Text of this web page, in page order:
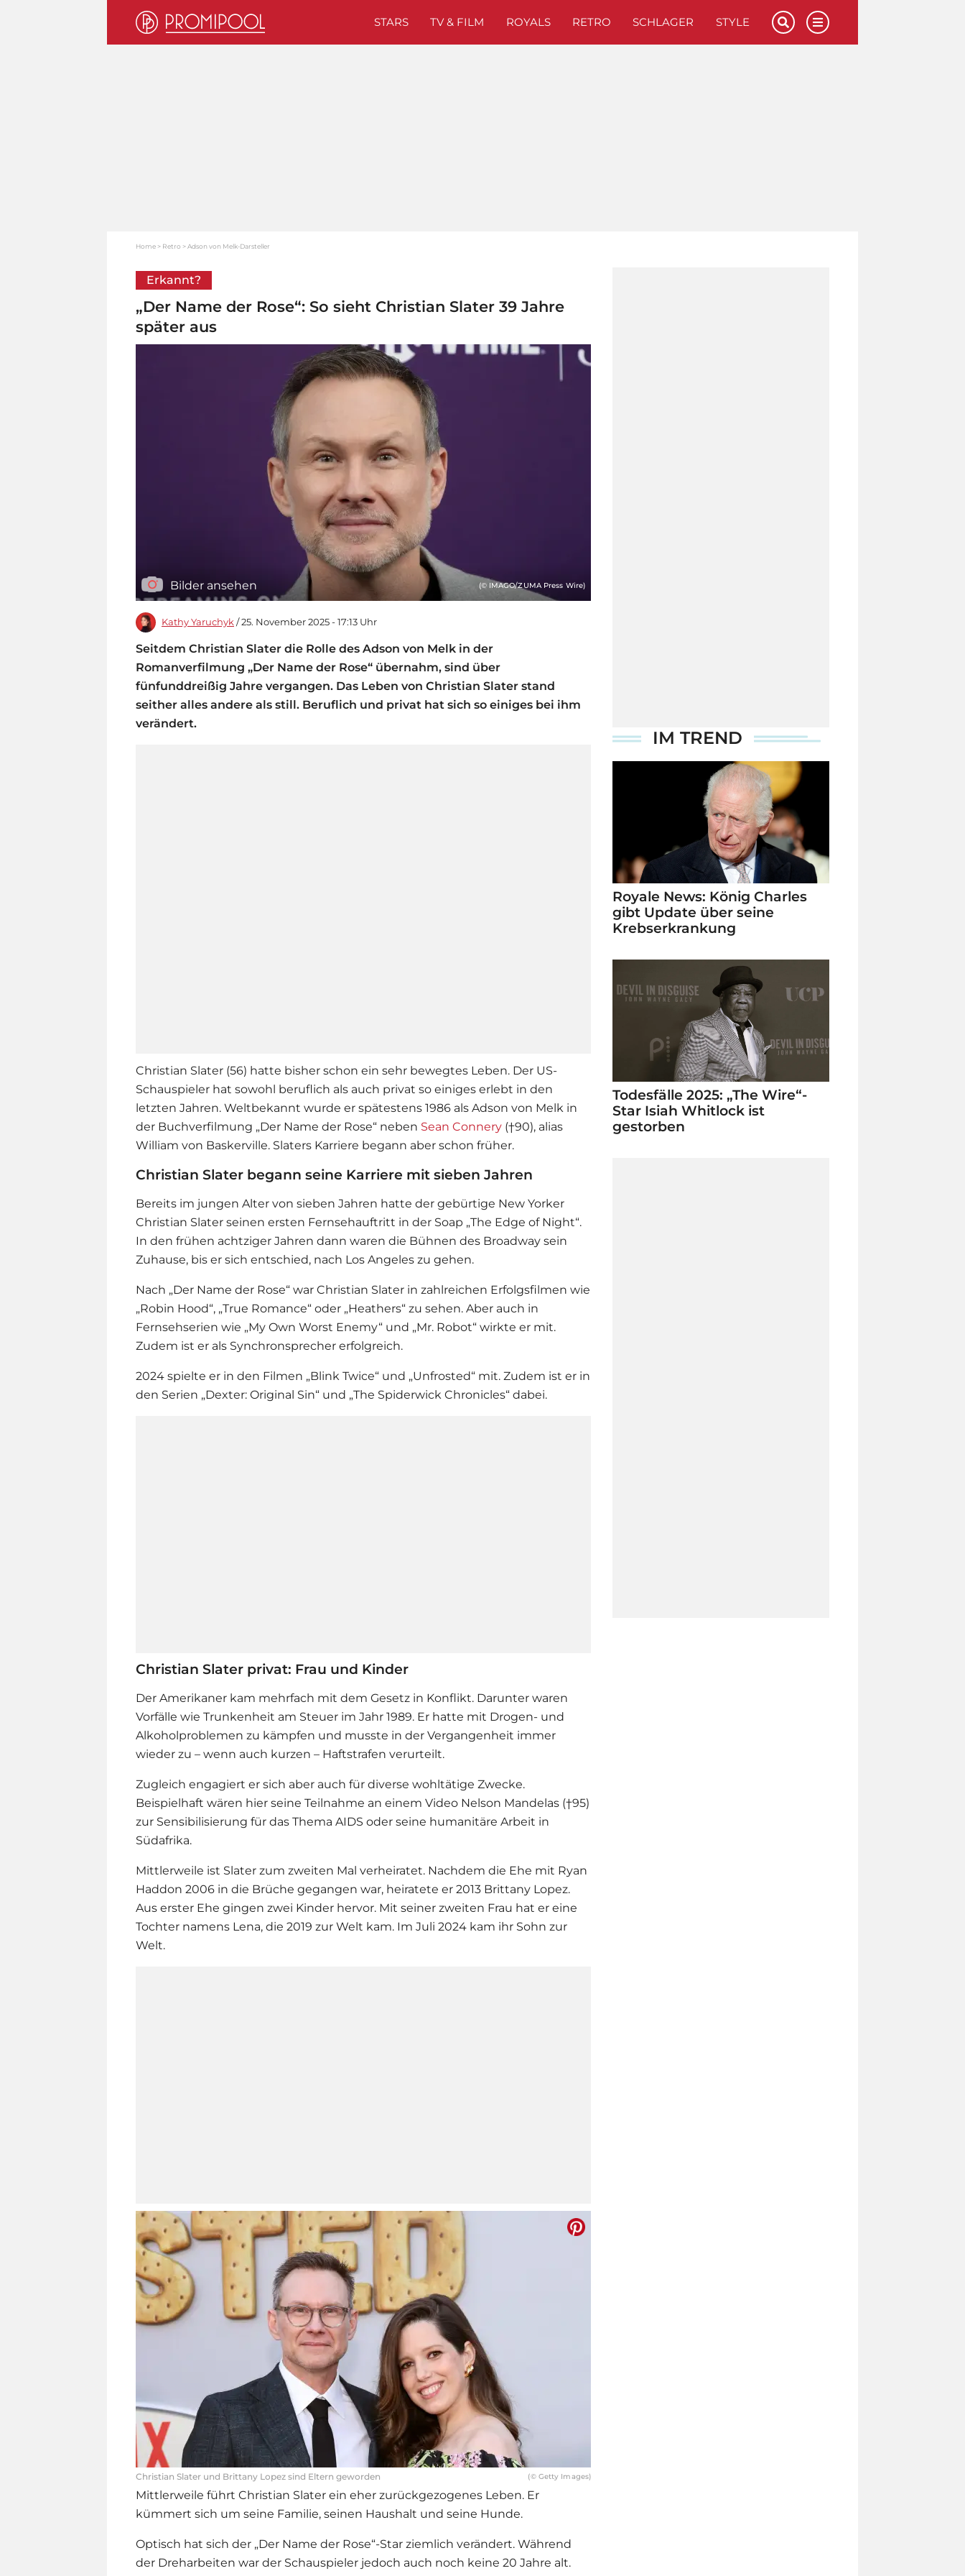
STARS TV & FILM ROYALS RETRO SCHLAGER STYLE
Home Retro Adson von Melk-Darsteller
Erkannt?
„Der Name der Rose“: So sieht Christian Slater 39 Jahre
später aus
Bilder ansehen (© IMAGO/ZUMA Press Wire)
Kathy Yaruchyk / 25. November 2025 - 17:13 Uhr
Seitdem Christian Slater die Rolle des Adson von Melk in der
Romanverfilmung „Der Name der Rose“ übernahm, sind über
fünfunddreißig Jahre vergangen. Das Leben von Christian Slater stand
seither alles andere als still. Beruflich und privat hat sich so einiges bei ihm
verändert.
Christian Slater (56) hatte bisher schon ein sehr bewegtes Leben. Der US-
Schauspieler hat sowohl beruflich als auch privat so einiges erlebt in den
letzten Jahren. Weltbekannt wurde er spätestens 1986 als Adson von Melk in
der Buchverfilmung „Der Name der Rose“ neben Sean Connery (†90), alias
William von Baskerville. Slaters Karriere begann aber schon früher.
Christian Slater begann seine Karriere mit sieben Jahren
Bereits im jungen Alter von sieben Jahren hatte der gebürtige New Yorker
Christian Slater seinen ersten Fernsehauftritt in der Soap „The Edge of Night“.
In den frühen achtziger Jahren dann waren die Bühnen des Broadway sein
Zuhause, bis er sich entschied, nach Los Angeles zu gehen.
Nach „Der Name der Rose“ war Christian Slater in zahlreichen Erfolgsfilmen wie
„Robin Hood“, „True Romance“ oder „Heathers“ zu sehen. Aber auch in
Fernsehserien wie „My Own Worst Enemy“ und „Mr. Robot“ wirkte er mit.
Zudem ist er als Synchronsprecher erfolgreich.
2024 spielte er in den Filmen „Blink Twice“ und „Unfrosted“ mit. Zudem ist er in
den Serien „Dexter: Original Sin“ und „The Spiderwick Chronicles“ dabei.
Christian Slater privat: Frau und Kinder
Der Amerikaner kam mehrfach mit dem Gesetz in Konflikt. Darunter waren
Vorfälle wie Trunkenheit am Steuer im Jahr 1989. Er hatte mit Drogen- und
Alkoholproblemen zu kämpfen und musste in der Vergangenheit immer
wieder zu – wenn auch kurzen – Haftstrafen verurteilt.
Zugleich engagiert er sich aber auch für diverse wohltätige Zwecke.
Beispielhaft wären hier seine Teilnahme an einem Video Nelson Mandelas (†95)
zur Sensibilisierung für das Thema AIDS oder seine humanitäre Arbeit in
Südafrika.
Mittlerweile ist Slater zum zweiten Mal verheiratet. Nachdem die Ehe mit Ryan
Haddon 2006 in die Brüche gegangen war, heiratete er 2013 Brittany Lopez.
Aus erster Ehe gingen zwei Kinder hervor. Mit seiner zweiten Frau hat er eine
Tochter namens Lena, die 2019 zur Welt kam. Im Juli 2024 kam ihr Sohn zur
Welt.
Christian Slater und Brittany Lopez sind Eltern geworden (© Getty Images)
Mittlerweile führt Christian Slater ein eher zurückgezogenes Leben. Er
kümmert sich um seine Familie, seinen Haushalt und seine Hunde.
Optisch hat sich der „Der Name der Rose“-Star ziemlich verändert. Während
der Dreharbeiten war der Schauspieler jedoch auch noch keine 20 Jahre alt.
IM TREND
Royale News: König Charles
gibt Update über seine
Krebserkrankung
Todesfälle 2025: „The Wire“-
Star Isiah Whitlock ist
gestorben